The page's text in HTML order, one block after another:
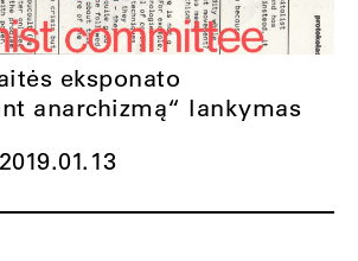
2019.01.13
eksponato
anarchizmą“ lankymas